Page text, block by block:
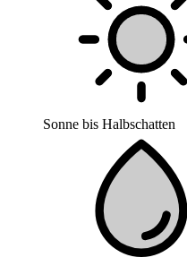
Sonne bis Halbschatten